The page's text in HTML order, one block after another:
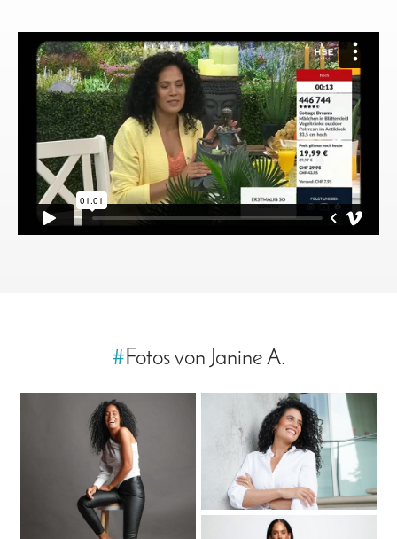
#Fotos von Janine A.